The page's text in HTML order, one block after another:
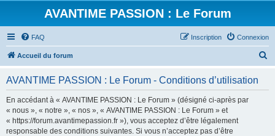
AVANTIME PASSION : Le Forum
FAQ Connexion
Inscription
Accueil du forum
AVANTIME PASSION : Le Forum - Conditions d’utilisation
En accédant à « AVANTIME PASSION : Le Forum » (désigné ci-après par
« nous », « notre », « nos », « AVANTIME PASSION : Le Forum » et
« https://forum.avantimepassion.fr »), vous acceptez d’être légalement
responsable des conditions suivantes. Si vous n’acceptez pas d’être